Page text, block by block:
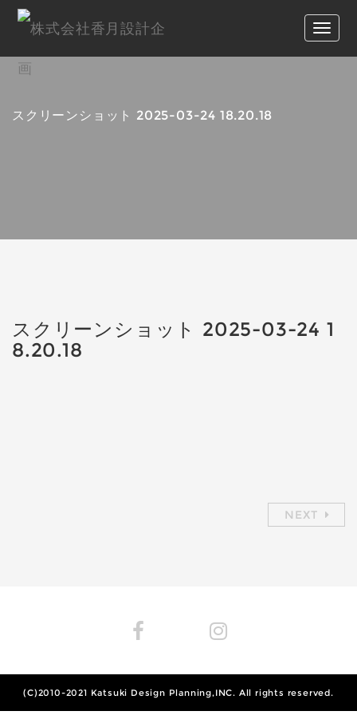
スクリーンショット 2025-03-24 18.20.18
スクリーンショット 2025-03-24 1
8.20.18
NEXT
(C)2010-2021 Katsuki Design Planning,INC. All rights reserved.